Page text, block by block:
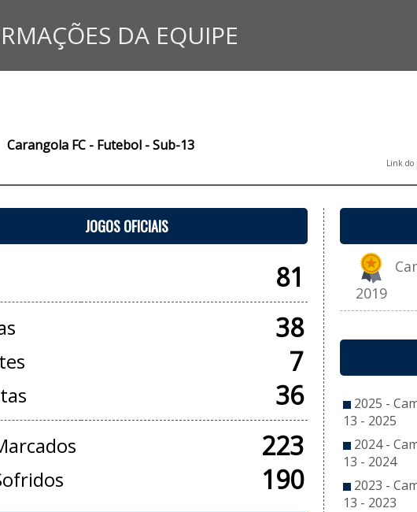
DA EQUIPE
Carangola FC - Futebol - Sub-13
Link do
JOGOS OFICIAIS
81
38
7
36
223
190
2019
2025 -
13 - 2025
2024 -
13 - 2024
2023 -
13 - 2023